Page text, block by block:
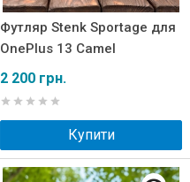
Футляр Stenk Sportage для
OnePlus 13 Camel
2 200 грн.
Купити